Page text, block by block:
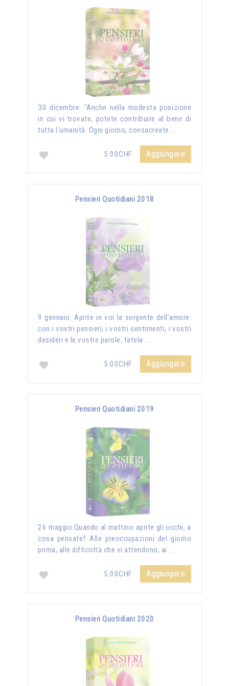
30 dicembre: "Anche nella modesta posizione
in cui vi trovate, potete contribuire al bene di
tutta l'umanità. Ogni giorno, consacreate …
5.00CHF Aggiungere
Pensieri Quotidiani 2018
9 gennaio: Aprite in voi la sorgente dell’amore:
con i vostri pensieri, i vostri sentimenti, i vostri
desideri e le vostre parole, fatela …
5.00CHF Aggiungere
Pensieri Quotidiani 2019
26 maggio:Quando al mattino aprite gli occhi, a
cosa pensate? Alle preoccupazioni del giorno
prima, alle difficoltà che vi attendono, ai …
5.00CHF Aggiungere
Pensieri Quotidiani 2020